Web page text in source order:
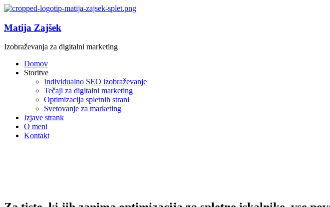
Matija Zajšek
Izobraževanja za digitalni marketing
Domov
Storitve
Individualno SEO izobraževanje
Tečaji za digitalni marketing
Optimizacija spletnih strani
Svetovanje za marketing
Izjave strank
O meni
Kontakt